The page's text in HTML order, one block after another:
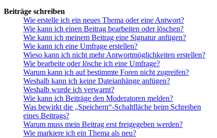
Beiträge schreiben
Wie erstelle ich ein neues Thema oder eine Antwort?
Wie kann ich einen Beitrag bearbeiten oder löschen?
Wie kann ich meinem Beitrag eine Signatur anfügen?
Wie kann ich eine Umfrage erstellen?
Wieso kann ich nicht mehr Antwortmöglichkeiten erstellen?
Wie bearbeite oder lösche ich eine Umfrage?
Warum kann ich auf bestimmte Foren nicht zugreifen?
Weshalb kann ich keine Dateianhänge anfügen?
Weshalb wurde ich verwarnt?
Wie kann ich Beiträge den Moderatoren melden?
Was bewirkt die „Speichern“-Schaltfläche beim Schreiben
eines Beitrags?
Warum muss mein Beitrag erst freigegeben werden?
Wie markiere ich ein Thema als neu?